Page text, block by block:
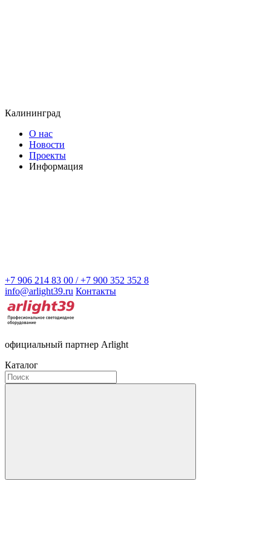
Калининград
О нас
Новости
Проекты
Информация
+7 906 214 83 00 / +7 900 352 352 8
info@arlight39.ru Контакты
официальный партнер Arlight
Каталог